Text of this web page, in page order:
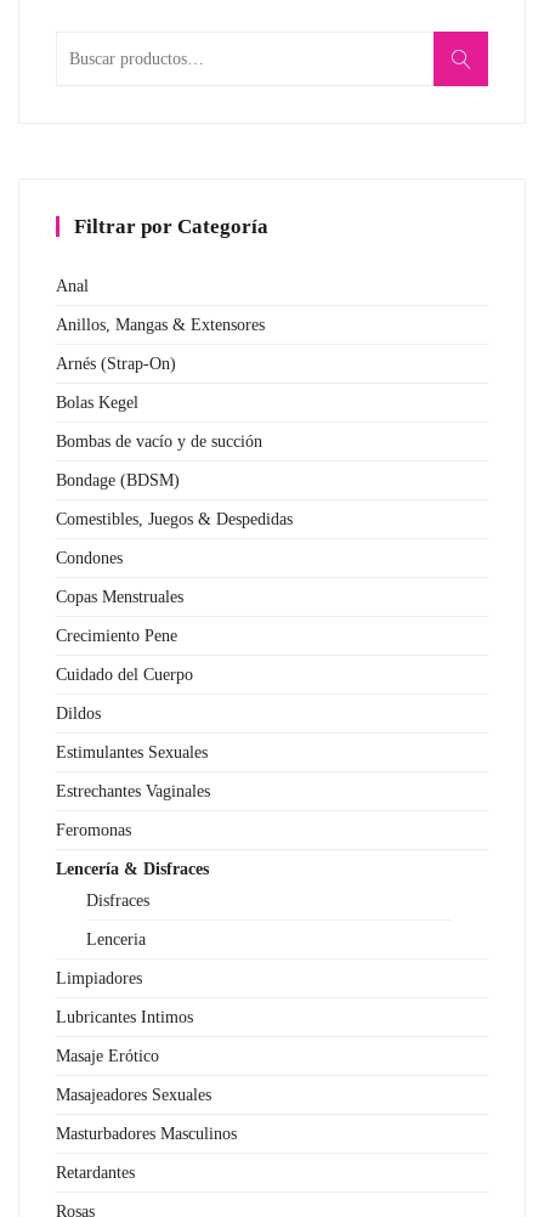
Filtrar por Categoría
Anal
Anillos, Mangas & Extensores
Arnés (Strap-On)
Bolas Kegel
Bombas de vacío y de succión
Bondage (BDSM)
Comestibles, Juegos & Despedidas
Condones
Copas Menstruales
Crecimiento Pene
Cuidado del Cuerpo
Dildos
Estimulantes Sexuales
Estrechantes Vaginales
Feromonas
Lencería & Disfraces
Disfraces
Lenceria
Limpiadores
Lubricantes Intimos
Masaje Erótico
Masajeadores Sexuales
Masturbadores Masculinos
Retardantes
Rosas